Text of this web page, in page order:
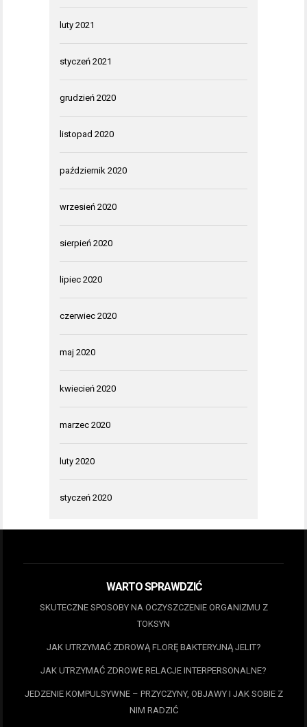
luty 2021
styczeń 2021
grudzień 2020
listopad 2020
październik 2020
wrzesień 2020
sierpień 2020
lipiec 2020
czerwiec 2020
maj 2020
kwiecień 2020
marzec 2020
luty 2020
styczeń 2020
WARTO SPRAWDZIĆ
SKUTECZNE SPOSOBY NA OCZYSZCZENIE ORGANIZMU Z
TOKSYN
JAK UTRZYMAĆ ZDROWĄ FLORĘ BAKTERYJNĄ JELIT?
JAK UTRZYMAĆ ZDROWE RELACJE INTERPERSONALNE?
JEDZENIE KOMPULSYWNE – PRZYCZYNY, OBJAWY I JAK SOBIE Z
NIM RADZIĆ